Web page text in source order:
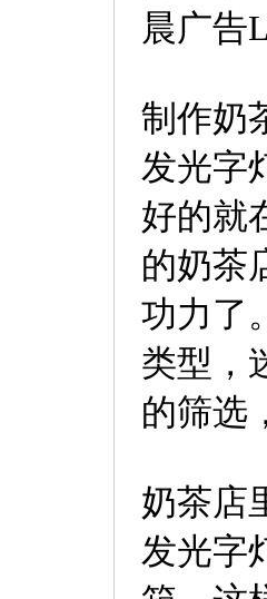
晨广告
制作奶
发光字
好的就
的奶茶
功力了
类型，
的筛选
奶茶店
发光字